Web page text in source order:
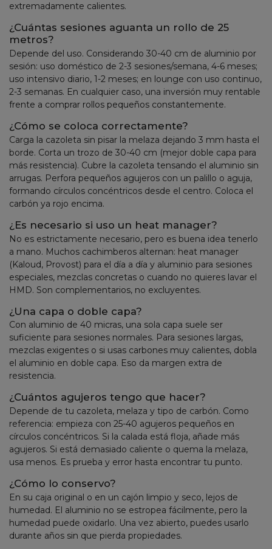
extremadamente calientes.
¿Cuántas sesiones aguanta un rollo de 25
metros?
Depende del uso. Considerando 30-40 cm de aluminio por
sesión: uso doméstico de 2-3 sesiones/semana, 4-6 meses;
uso intensivo diario, 1-2 meses; en lounge con uso continuo,
2-3 semanas. En cualquier caso, una inversión muy rentable
frente a comprar rollos pequeños constantemente.
¿Cómo se coloca correctamente?
Carga la cazoleta sin pisar la melaza dejando 3 mm hasta el
borde. Corta un trozo de 30-40 cm (mejor doble capa para
más resistencia). Cubre la cazoleta tensando el aluminio sin
arrugas. Perfora pequeños agujeros con un palillo o aguja,
formando círculos concéntricos desde el centro. Coloca el
carbón ya rojo encima.
¿Es necesario si uso un heat manager?
No es estrictamente necesario, pero es buena idea tenerlo
a mano. Muchos cachimberos alternan: heat manager
(Kaloud, Provost) para el día a día y aluminio para sesiones
especiales, mezclas concretas o cuando no quieres lavar el
HMD. Son complementarios, no excluyentes.
¿Una capa o doble capa?
Con aluminio de 40 micras, una sola capa suele ser
suficiente para sesiones normales. Para sesiones largas,
mezclas exigentes o si usas carbones muy calientes, dobla
el aluminio en doble capa. Eso da margen extra de
resistencia.
¿Cuántos agujeros tengo que hacer?
Depende de tu cazoleta, melaza y tipo de carbón. Como
referencia: empieza con 25-40 agujeros pequeños en
círculos concéntricos. Si la calada está floja, añade más
agujeros. Si está demasiado caliente o quema la melaza,
usa menos. Es prueba y error hasta encontrar tu punto.
¿Cómo lo conservo?
En su caja original o en un cajón limpio y seco, lejos de
humedad. El aluminio no se estropea fácilmente, pero la
humedad puede oxidarlo. Una vez abierto, puedes usarlo
durante años sin que pierda propiedades.